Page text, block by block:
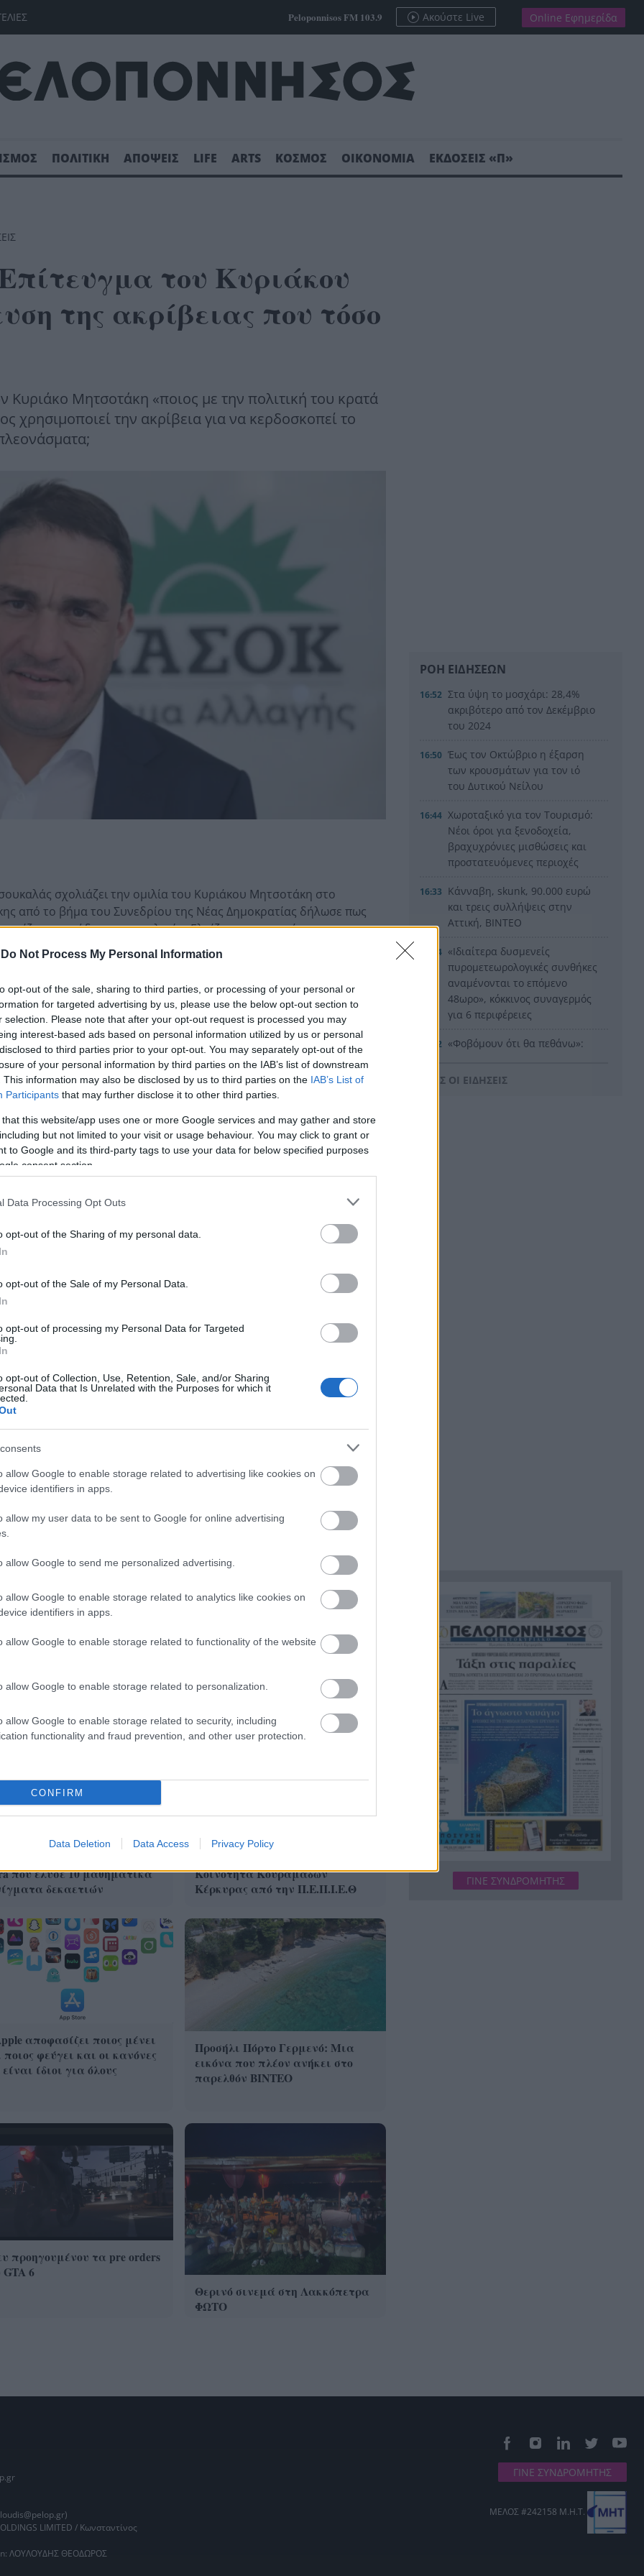
Do Not Process My Personal Information
opt-out of the sale, sharing to third parties, or processing of your personal or
for targeted advertising by us, please use the below opt-out section to
selection. Please note that after your opt-out request is processed you may
interest-based ads based on personal information utilized by us or personal
to third parties prior to your opt-out. You may separately opt-out of the
of your personal information by third parties on the IAB’s list of downstream
This information may also be disclosed by us to third parties on the IAB’s List of
Participants that may further disclose it to other third parties.
that this website/app uses one or more Google services and may gather and store
but not limited to your visit or usage behaviour. You may click to grant or
to Google and its third-party tags to use your data for below specified purposes
consent section.
Data Processing Opt Outs
opt-out of the Sharing of my personal data.
opt-out of the Sale of my Personal Data.
opt-out of processing my Personal Data for Targeted
opt-out of Collection, Use, Retention, Sale, and/or Sharing
Data that Is Unrelated with the Purposes for which it
allow Google to enable storage related to advertising like cookies on
identifiers in apps.
allow my user data to be sent to Google for online advertising
allow Google to send me personalized advertising.
allow Google to enable storage related to analytics like cookies on
identifiers in apps.
allow Google to enable storage related to functionality of the website
allow Google to enable storage related to personalization.
allow Google to enable storage related to security, including
functionality and fraud prevention, and other user protection.
CONFIRM
Data Deletion Data Access Privacy Policy
Peloponnisos FM 103.9 Ακούστε Live Online Εφημερίδα
ΠΟΛΙΤΙΚΗ ΑΠΟΨΕΙΣ LIFE ARTS ΚΟΣΜΟΣ ΟΙΚΟΝΟΜΙΑ ΕΚΔΟΣΕΙΣ «Π»
του Κυριάκου
της ακρίβειας που τόσο
Μητσοτάκη «ποιος με την πολιτική του κρατά
χρησιμοποιεί την ακρίβεια για να κερδοσκοπεί το
σχολιάζει την ομιλία του Κυριάκου Μητσοτάκη στο
από το βήμα του Συνεδρίου της Νέας Δημοκρατίας δήλωσε πως
το εισόδημα των πολιτών. Ελπίζω να τον ακούσει ο
Μητσοτάκη «ποιος με την πολιτική του κρατά την ακρίβεια
ακρίβεια για να κερδοσκοπεί το κράτος και να παράγονται τα
τη μείωση των έμμεσων φόρων που έκαναν άλλες χώρες;
την αγοραστική δύναμη και την παραγωγικότητα;».
η συσσώρευση της ακρίβειας που τόσο τον… πονά», για να
απλά Υπουργός στην κυβέρνηση Γεωργιάδη, οπότε κάνει
pelop.gr σε ανοιχτή γραμμή με τον Πολίτη
παράπονα, καταγγελίες ή ιδέες για τη γειτονιά σου.
τιςειδήσειςστο Bing News και το Google News
που έλυσε 10 μαθηματικά
δεκαετιών
Κοινότητα Κουραμάδων
Κέρκυρας από την Π.Ε.Π.Ι.Ε.Θ
αποφασίζει ποιος μένει
ποιος φεύγει και οι κανόνες
ίδιοι για όλους
Προσήλι Πόρτο Γερμενό: Μια
εικόνα που πλέον ανήκει στο
παρελθόν ΒΙΝΤΕΟ
προηγουμένου τα pre orders
GTA 6
Θερινό σινεμά στη Λακκόπετρα
ΦΩΤΟ
ΡΟΗ ΕΙΔΗΣΕΩΝ
16:52 Στα ύψη το μοσχάρι: 28,4%
ακριβότερο από τον Δεκέμβριο
του 2024
16:50 Έως τον Οκτώβριο η έξαρση
των κρουσμάτων για τον ιό
του Δυτικού Νείλου
16:44 Χωροταξικό για τον Τουρισμό:
Νέοι όροι για ξενοδοχεία,
βραχυχρόνιες μισθώσεις και
προστατευόμενες περιοχές
16:33 Κάνναβη, skunk, 90.000 ευρώ
και τρεις συλλήψεις στην
Αττική, ΒΙΝΤΕΟ
16:24 «Ιδιαίτερα δυσμενείς
πυρομετεωρολογικές συνθήκες
αναμένονται το επόμενο
48ωρο», κόκκινος συναγερμός
για 6 περιφέρειες
16:22 «Φοβόμουν ότι θα πεθάνω»:
επίθεση σε σχολείο της
Δυτική Αττική μετά τη φωτιά:
120 απεγκλωβισμοί, 84
«κόκκινα» κτίρια – «Ζήσαμε
εμπόλεμη κατάσταση»
Περιουσία πάνω από 1 τρισ.
ευρώ, αλλά η αποταμίευση
στο -3%: Η μεγάλη αντίφαση
των νοικοκυριών
«Stand by Me»: Το καλοκαίρι
που τέλειωσε η παιδική ηλικία
15:12
Χαλκιδική: 8χρονος χτύπησε
το κεφάλι του σε πέτρα μετά
από βουτιά στη θάλασσα
15:08 Η Τουρκία πατά «φρένο» στα
– Συναγερμός για πετρέλαιο
και σιτηρά
ΟΛΕΣ ΟΙ ΕΙΔΗΣΕΙΣ
ΓΙΝΕ ΣΥΝΔΡΟΜΗΤΗΣ
LIMITED / Κωνσταντίνος
ΛΟΥΛΟΥΔΗΣ ΘΕΟΔΩΡΟΣ
ΓΙΝΕ ΣΥΝΔΡΟΜΗΤΗΣ
ΜΕΛΟΣ #242158 Μ.Η.Τ.